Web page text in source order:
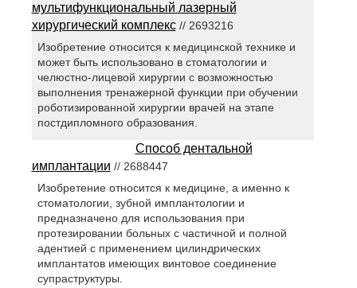
мультифункциональный лазерный
хирургический комплекс// 2693216
Изобретение относится к медицинской технике и
может быть использовано в стоматологии и
челюстно-лицевой хирургии с возможностью
выполнения тренажерной функции при обучении
роботизированной хирургии врачей на этапе
постдипломного образования.
Способ дентальной
имплантации // 2688447
Изобретение относится к медицине, а именно к
стоматологии, зубной имплантологии и
предназначено для использования при
протезировании больных с частичной и полной
адентией с применением цилиндрических
имплантатов имеющих винтовое соединение
супраструктуры.